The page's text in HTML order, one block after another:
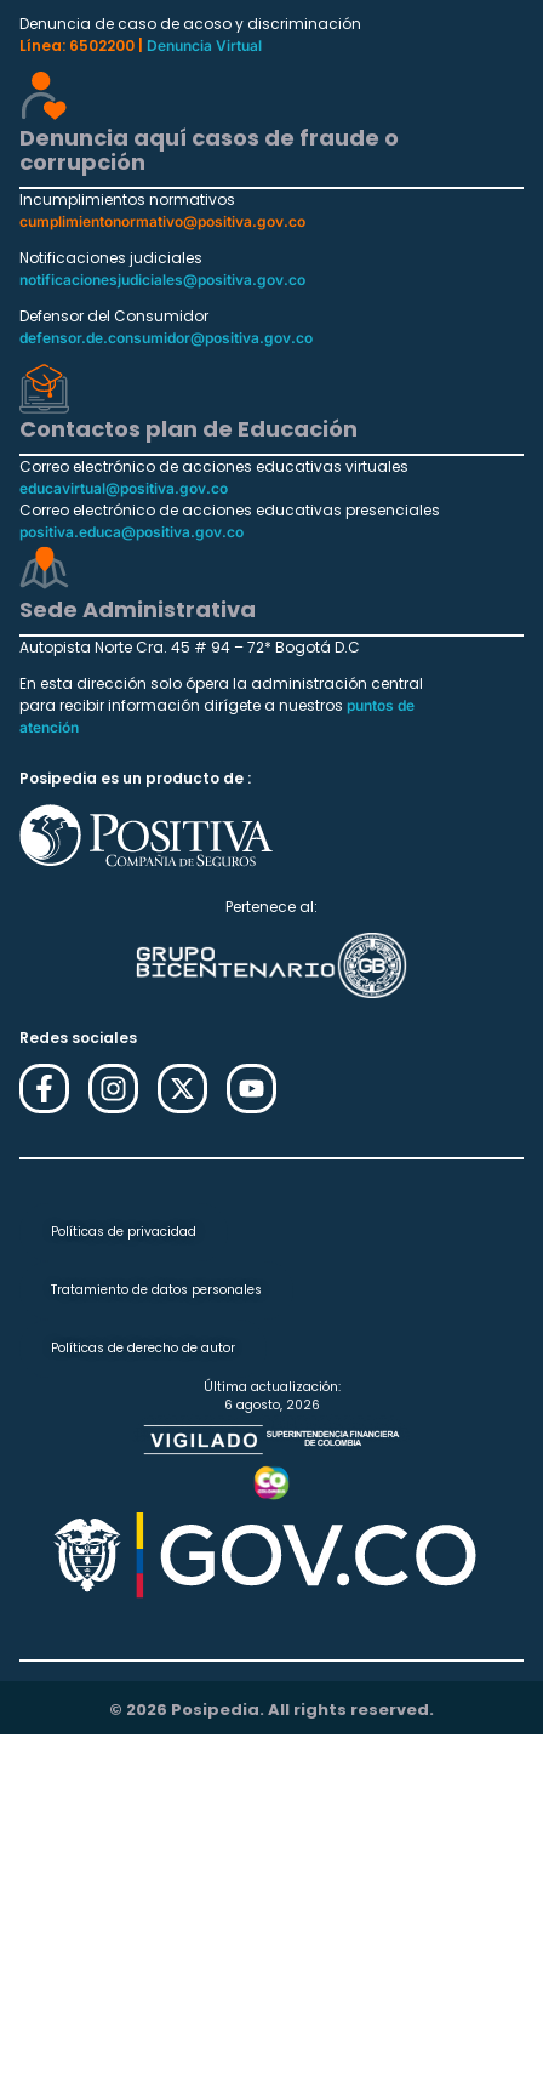
Denuncia de caso de acoso y discriminación
Línea: 6502200 |
Denuncia Virtual
Denuncia aquí casos de fraude o
corrupción
Incumplimientos normativos
cumplimientonormativo@positiva.gov.co
Notificaciones judiciales
notificacionesjudiciales@positiva.gov.co
Defensor del Consumidor
defensor.de.consumidor@positiva.gov.co
Contactos plan de Educación
Correo electrónico de acciones educativas virtuales
educavirtual@positiva.gov.co
Correo electrónico de acciones educativas presenciales
positiva.educa@positiva.gov.co
Sede Administrativa
Autopista Norte Cra. 45 # 94 – 72* Bogotá D.C
En esta dirección solo ópera la administración central
para recibir información dirígete a nuestros puntos de
atención
Posipedia es un producto de :
Pertenece al:
Redes sociales
Políticas de privacidad
Tratamiento de datos personales
Políticas de derecho de autor
Última actualización:
6 agosto, 2026
© 2026 Posipedia. All rights reserved.